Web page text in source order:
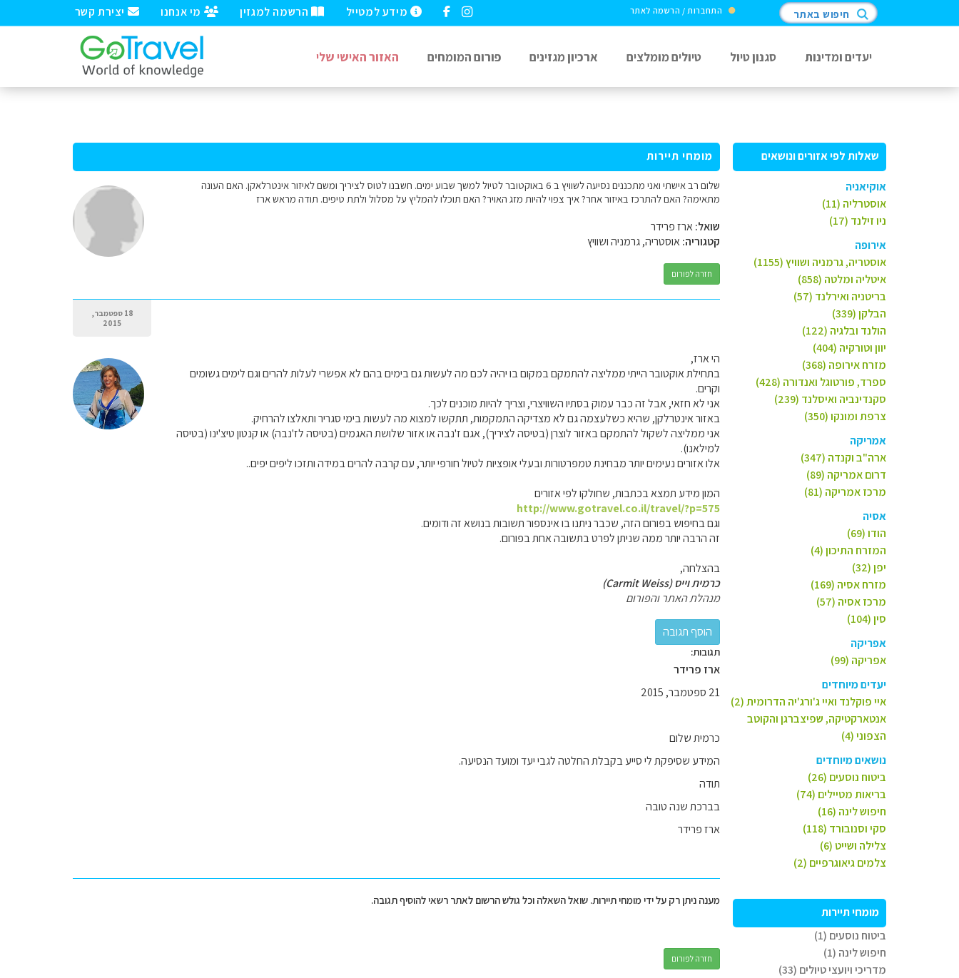
יצירת קשר מי אנחנו הרשמה למגזין מידע למטייל התחברות / הרשמה לאתר חיפוש באתר
יעדים ומדינות סגנון טיול טיולים מומלצים ארכיון מגזינים פורום המומחים האזור האישי שלי
שאלות לפי אזורים ונושאים
אוקיאניה
אוסטרליה (11)
ניו זילנד (17)
אירופה
אוסטריה, גרמניה ושוויץ (1155)
איטליה ומלטה (858)
בריטניה ואירלנד (57)
הבלקן (339)
הולנד ובלגיה (122)
יוון וטורקיה (404)
מזרח אירופה (368)
ספרד, פורטוגל ואנדורה (428)
סקנדינביה ואיסלנד (239)
צרפת ומונקו (350)
אמריקה
ארה"ב וקנדה (347)
דרום אמריקה (89)
מרכז אמריקה (81)
אסיה
הודו (69)
המזרח התיכון (4)
יפן (32)
מזרח אסיה (169)
מרכז אסיה (57)
סין (104)
אפריקה
אפריקה (99)
יעדים מיוחדים
איי פוקלנד ואיי ג'ורג'יה הדרומית (2)
אנטארקטיקה, שפיצברגן והקוטב
הצפוני (4)
נושאים מיוחדים
ביטוח נוסעים (26)
בריאות מטיילים (74)
חיפוש לינה (16)
סקי וסנובורד (118)
צלילה ושייט (6)
צלמים גיאוגרפיים (2)
מומחי תיירות
ביטוח נוסעים (1)
חיפוש לינה (1)
מדריכי ויועצי טיולים (33)
מומחי תיירות
שלום רב אישתי ואני מתכננים נסיעה לשוויץ ב 6 באוקטובר לטיול למשך שבוע ימים. חשבנו לטוס לציריך ומשם לאיזור אינטרלאקן. האם העונה
מתאימה? האם להתרכז באיזור אחר? איך צפוי להיות מזג האויר? האם תוכלו להמליץ על מסלול ולתת טיפים. תודה מראש ארז
שואל:ארז פרידר
קטגוריה:אוסטריה, גרמניה ושוויץ
חזרה לפורום
18 ספטמבר,
2015
הי ארז,
בתחילת אוקטובר הייתי ממליצה להתמקם במקום בו יהיה לכם מה לעשות גם בימים בהם לא אפשרי לעלות להרים וגם לימים גשומים
וקרים.
אני לא חזאי, אבל זה כבר עמוק בסתיו השוויצרי, וצריך להיות מוכנים לכך.
באזור אינטרלקן, שהיא כשלעצמה גם לא מצדיקה התמקמות, תתקשו למצוא מה לעשות בימי סגריר ותאלצו להרחיק.
אני ממליצה לשקול להתמקם באזור לוצרן (בטיסה לציריך), אגם ז'נבה או אזור שלושת האגמים (בטיסה לז'נבה) או קנטון טיצ'ינו (בטיסה
למילאנו).
אלו אזורים נעימים יותר מבחינת טמפרטורות ובעלי אופציות לטיול חורפי יותר, עם קרבה להרים במידה ותזכו ליפים יפים..
המון מידע תמצא בכתבות, שחולקו לפי אזורים
http://www.gotravel.co.il/travel/?p=575
וגם בחיפוש בפורום הזה, שכבר ניתנו בו אינספור תשובות בנושא זה ודומים.
זה הרבה יותר ממה שניתן לפרט בתשובה אחת בפורום.
בהצלחה,
כרמית וייס (Carmit Weiss)
מנהלת האתר והפורום
תגובות:
ארז פרידר
21 ספטמבר, 2015
כרמית שלום
המידע שסיפקת לי סייע בקבלת החלטה לגבי יעד ומועד הנסיעה.
תודה
בברכת שנה טובה
ארז פרידר
מענה ניתן רק על ידי מומחי תיירות. שואל השאלה וכל גולש הרשום לאתר רשאי להוסיף תגובה.
חזרה לפורום